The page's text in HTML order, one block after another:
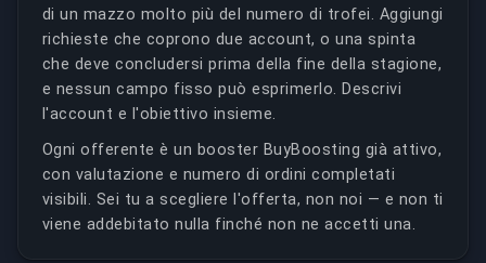
di un mazzo molto più del numero di trofei. Aggiungi
richieste che coprono due account, o una spinta
che deve concludersi prima della fine della stagione,
e nessun campo fisso può esprimerlo. Descrivi
l'account e l'obiettivo insieme.
Ogni offerente è un booster BuyBoosting già attivo,
con valutazione e numero di ordini completati
visibili. Sei tu a scegliere l'offerta, non noi — e non ti
viene addebitato nulla finché non ne accetti una.